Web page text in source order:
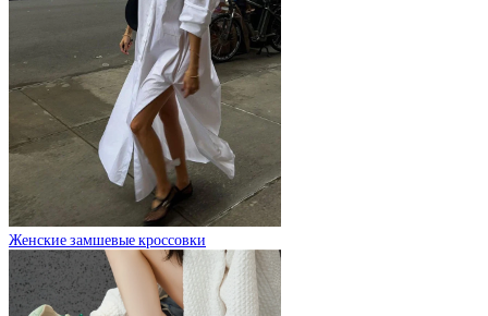
Женские замшевые кроссовки